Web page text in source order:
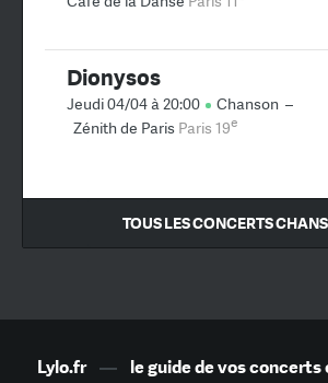
Dionysos
Jeudi 04/04 à 20:00 Chanson –
Zénith de Paris Paris 19e
TOUS LES CONCERTS
Lylo.fr— le guide de vos concerts